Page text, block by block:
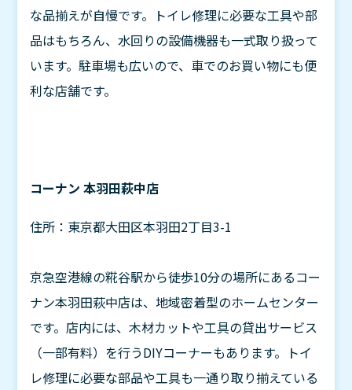
な品揃えが自慢です。トイレ修理に必要な工具や部
品はもちろん、水回りの設備機器も一式取り扱って
います。駐車場も広いので、車でのお買い物にも便
利な店舗です。
コーナン 本羽田萩中店
住所：東京都大田区本羽田2丁目3-1
京急空港線の糀谷駅から徒歩10分の場所にあるコー
ナン本羽田萩中店は、地域密着型のホームセンター
です。店内には、木材カットや工具の貸出サービス
（一部有料）を行うDIYコーナーもあります。トイ
レ修理に必要な部品や工具も一通り取り揃えている